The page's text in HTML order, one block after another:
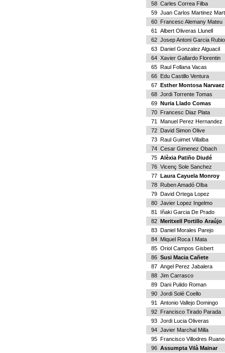
58 Carles Correa Filba
59 Juan Carlos Martinez
60
Francesc Alemany Mateu
61
Albert Oliveras Llunell
62 Josep Antoni Garcia Rubio
63 Daniel Gonzalez Alguacil
64 Xavier Gallardo Florentin
65 Raul Follana Vacas
66
Edu Castillo Ventura
67 Esther Montosa Narvaez
68 Jordi Torrente Tomas
69 Nuria Llado Comas
70
Francesc Diaz Plata
71
Manuel Perez Hernandez
72
David Simon Olive
73 Raul Guimet Villalba
74 Cesar Gimenez Obach
75 Alèxia Patiño Diudé
76 Vicenç Sole Sanchez
77 Laura Cayuela Monroy
78
Ruben Amadó Olba
79 David Ortega Lopez
80 Javier Lopez Ingelmo
81
Iñaki Garcia De Prado
82 Meritxell Portillo Araújo
83 Daniel Morales Parejo
84
Miquel Roca I Mata
85 Oriol Campos Gisbert
86 Susi Macia Cañete
87 Angel Perez Jabalera
88 Jim Carrasco
89 Dani Pulido Roman
90 Jordi Solé Coello
91
Antonio Vallejo Domingo
92
Francisco Tirado Parada
93 Jordi Lucia Oliveras
94 Javier Marchal Milla
95 Francisco Villodres Ruano
96 Assumpta Vilà Mainar